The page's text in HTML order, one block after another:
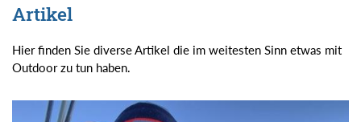
Artikel
Hier finden Sie diverse Artikel die im weitesten Sinn etwas mit
Outdoor zu tun haben.